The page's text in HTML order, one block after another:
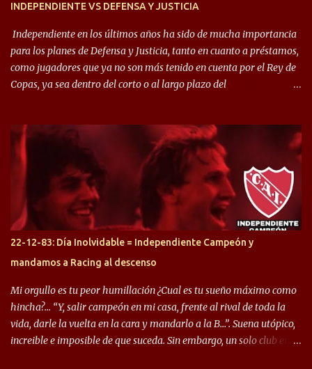
INDEPENDIENTE VS DEFENSA Y JUSTICIA
Independiente en los últimos años ha sido de mucha importancia
para los planes de Defensa y Justicia, tanto en cuanto a préstamos,
como jugadores que ya no son más tenido en cuenta por el Rey de
Copas, ya sea dentro del corto o al largo plazo del
Halcón de Varela, como lo es Brian Romero, quien paso a
préstamo allí durante el último mercado de pases y ha rendido de
gran manera, convirtiendo goles importantes, sobre todo en la
copa sudamericana. Pero no sucedió lo mismo en cuanto al
rendimiento que ha producido en el Rojo. Pasando a jugadores que
jugaron en Defensa y ahora están en el rojo, tenemos a la dupla
Gastón Togni y Domingo Blanco, donde ambos explotaron
futbolísticamente hablando en el equipo de Varela, donde, por
ejemplo, el caso de Mingo llego a ser tenido en cuenta para el
Seleccionado Argentino, rendimiento que aún no ha logrado
mostrar en Independiente. En e...
22-12-83: Día Inolvidable = Independiente Campeón y
mandamos a Racing al descenso
Mi orgullo es tu peor humillación ¿Cual es tu sueño máximo como
hincha?… “Y, salir campeón en mi casa, frente al rival de toda la
vida, darle la vuelta en la cara y mandarlo a la B…”. Suena utópico,
increible e imposible de que suceda. Sin embargo, un solo club en el